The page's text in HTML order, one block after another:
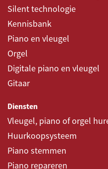
Silent technologie
Kennisbank
Piano en vleugel
Orgel
Digitale piano en vleugel
Gitaar
Diensten
Vleugel, piano of orgel
Huurkoopsysteem
Piano stemmen
Piano repareren